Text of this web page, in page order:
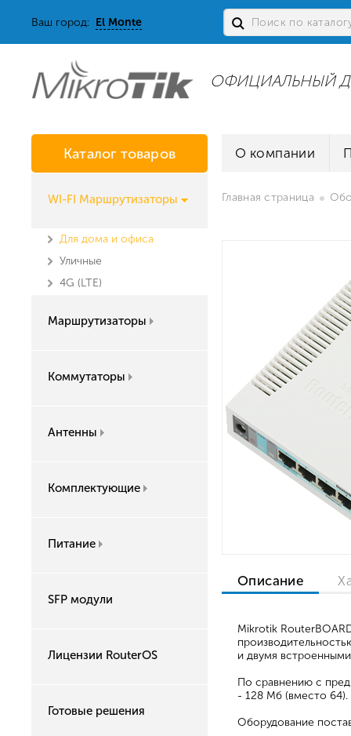
Ваш город: El Monte
ОФИЦИАЛЬНЫЙ
Каталог товаров
WI-FI Маршрутизаторы
Для дома и офиса
Уличные
4G (LTE)
Маршрутизаторы
Коммутаторы
Антенны
Комплектующие
Питание
SFP модули
Лицензии RouterOS
Готовые решения
О компании
Главная страница
Описание
Mikrotik
и двумя
По сравнению с
- 128 Мб (вместо 64).
Оборудование